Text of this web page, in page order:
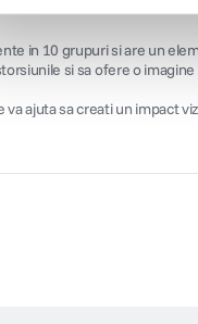
in 10 grupuri si are un
si sa ofere o
ajuta sa creati un impact